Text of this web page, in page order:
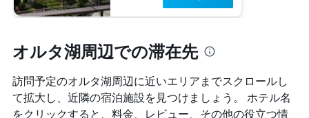
オルタ湖周辺での滞在先
訪問予定のオルタ湖周辺に近いエリアまでスクロールし
て拡大し、近隣の宿泊施設を見つけましょう。 ホテル名
をクリックすると、料金、レビュー、その他の役立つ情